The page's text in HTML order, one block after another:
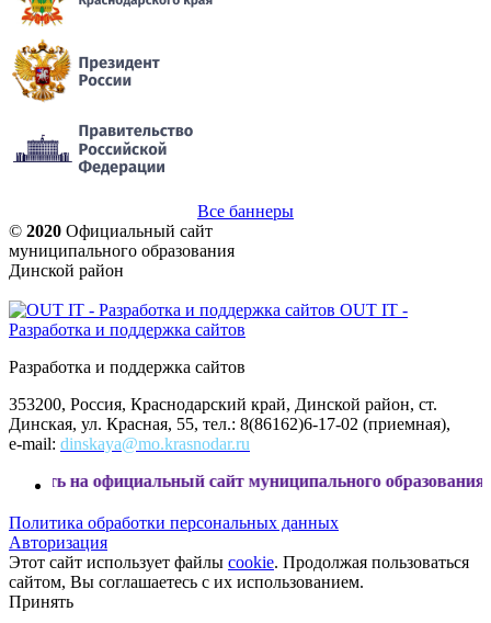
Все баннеры
© 2020 Официальный сайт
муниципального образования
Динской район
OUT IT -
Разработка и поддержка сайтов
Разработка и поддержка сайтов
353200, Россия, Краснодарский край, Динской район, ст.
Динская, ул. Красная, 55, тел.: 8(86162)6-17-02 (приемная),
e-mail: dinskaya@mo.krasnodar.ru
сайт муниципального образования Динской
Политика обработки персональных данных
Авторизация
Этот сайт использует файлы cookie. Продолжая пользоваться
сайтом, Вы соглашаетесь с их использованием.
Принять